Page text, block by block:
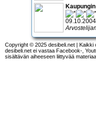
09.10.2004
Copyright © 2025 desibeli.net | Kaikki
desibeli.net ei vastaa Facebook-,
sisältävän aiheeseen liittyvää